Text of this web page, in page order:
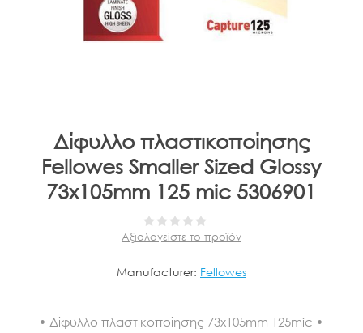
Δίφυλλο πλαστικοποίησης
Fellowes Smaller Sized Glossy
73x105mm 125 mic 5306901
Αξιολογείστε το προϊόν
Manufacturer: Fellowes
• Δίφυλλο πλαστικοποίησης 73x105mm 125mic •